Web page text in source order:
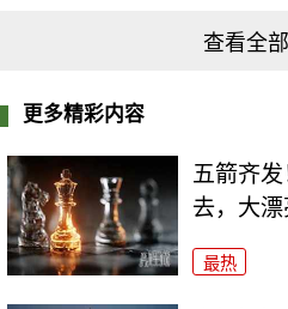
查看全
更多精彩内容
五箭齐
去，大
最热